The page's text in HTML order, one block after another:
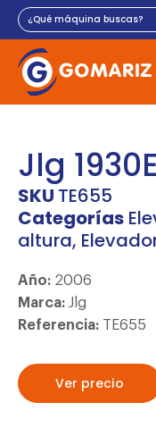
Jlg
SKU TE655
Categorías
altura,
Año: 2006
Marca: Jlg
Referencia: TE655
Ver precio